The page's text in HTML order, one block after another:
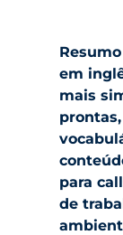
em
mais
para
de